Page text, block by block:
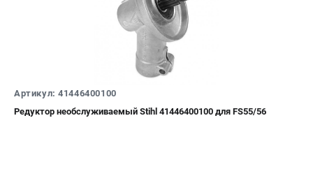
Артикул: 41446400100
Редуктор необслуживаемый Stihl 41446400100 для FS55/56